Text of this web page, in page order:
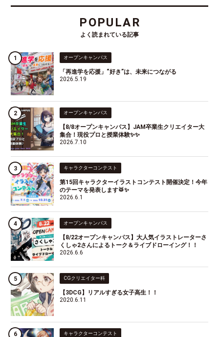
POPULAR
よく読まれている記事
オープンキャンパス
「再進学を応援」“好き”は、未来につながる
2026.5.19
オープンキャンパス
【8/8オープンキャンパス】JAM卒業生クリエイター大
集合！現役プロと授業体験✨✨
2026.7.10
キャラクターコンテスト
第15回キャラクターイラストコンテスト開催決定！今年
のテーマを発表します🥁✨
2026.6.1
オープンキャンパス
【8/22オープンキャンパス】大人気イラストレーターさ
くしゃ2さんによるトーク＆ライブドローイング！！
2026.6.6
CGクリエイター科
【3DCG】リアルすぎる女子高生！！
2020.6.11
キャラクターコンテスト